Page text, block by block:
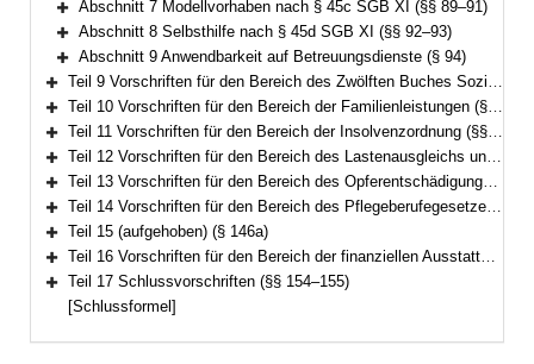
Bereich erweitern
Abschnitt 7 Modellvorhaben nach § 45c SGB XI (§§ 89–91)
Bereich erweitern
Abschnitt 8 Selbsthilfe nach § 45d SGB XI (§§ 92–93)
Bereich erweitern
Abschnitt 9 Anwendbarkeit auf Betreuungsdienste (§ 94)
Bereich erweitern
Teil 9 Vorschriften für den Bereich des Zwölften Buches Sozialgesetzbuch – Sozialhilfe – (§§ 98–101)
Bereich erweitern
Teil 10 Vorschriften für den Bereich der Familienleistungen (§§ 102–103)
Bereich erweitern
Teil 11 Vorschriften für den Bereich der Insolvenzordnung (§§ 104–113)
Bereich erweitern
Teil 12 Vorschriften für den Bereich des Lastenausgleichs und des Flüchtlingswesens (§§ 114–133a)
Bereich erweitern
Teil 13 Vorschriften für den Bereich des Opferentschädigungsgesetzes (§§ 134–135)
Bereich erweitern
Teil 14 Vorschriften für den Bereich des Pflegeberufegesetzes (§§ 136–146)
Bereich erweitern
Teil 15 (aufgehoben) (§ 146a)
Bereich erweitern
Teil 16 Vorschriften für den Bereich der finanziellen Ausstattung von Betreuungsvereinen zur Wahrnehmung von Querschnittsaufgaben (§§ 147–153)
Bereich erweitern
Teil 17 Schlussvorschriften (§§ 154–155)
[Schlussformel]